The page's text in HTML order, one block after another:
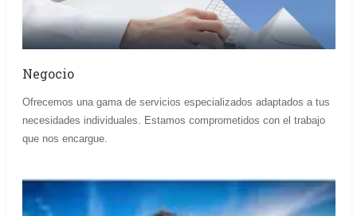
Negocio
Ofrecemos una gama de servicios especializados adaptados a tus
necesidades individuales. Estamos comprometidos con el trabajo
que nos encargue.